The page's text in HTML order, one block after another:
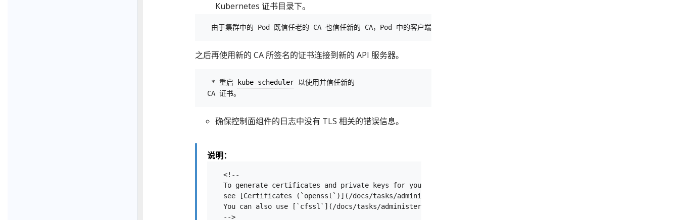
Kubernetes 证书目录下。
之后再使用新的 CA 所签名的证书连接到新的 API 服务器。
  * 重启
kube-scheduler 以使用并信任新的
确保控制面组件的日志中没有 TLS 相关的错误信息。
说明：
  <!--
  To generate certificates and private keys for your cluster using the `openssl` command line tool,
  see [Certificates (`openssl`)](/docs/tasks/administer-cluster/certificates/#openssl).
  You can also use [`cfssl`](/docs/tasks/administer-cluster/certificates/#cfssl).
  -->